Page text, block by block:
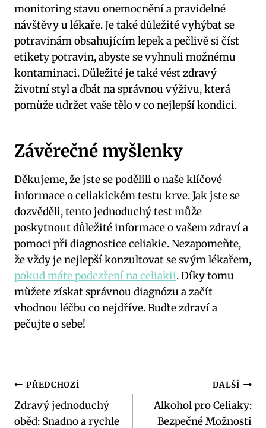
monitoring stavu onemocnění a pravidelné
návštěvy u lékaře. Je také důležité vyhýbat se
potravinám obsahujícím lepek a pečlivě si číst
etikety potravin, abyste se vyhnuli možnému
kontaminaci. Důležité je také vést zdravý
životní styl a dbát na správnou výživu, která
pomůže udržet vaše tělo v co nejlepší kondici.
Závěrečné myšlenky
Děkujeme, že jste se podělili o naše klíčové
informace o celiakickém testu krve. Jak jste se
dozvěděli, tento jednoduchý test může
poskytnout důležité informace o vašem zdraví a
pomoci při diagnostice celiakie. Nezapomeňte,
že vždy je nejlepší konzultovat se svým lékařem,
pokud máte podezření na celiakii. Díky tomu
můžete získat správnou diagnózu a začít
vhodnou léčbu co nejdříve. Buďte zdraví a
pečujte o sebe!
Navigace
pro
PŘEDCHOZÍ
Zdravý jednoduchý
oběd: Snadno a rychle
DALŠÍ
Alkohol pro Celiaky:
Bezpečné Možnosti